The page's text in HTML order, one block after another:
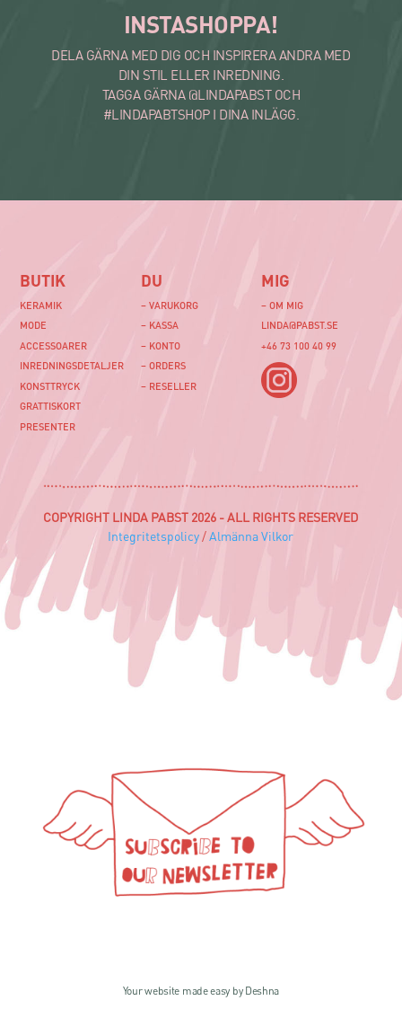
INSTASHOPPA!
DELA GÄRNA MED DIG OCH INSPIRERA ANDRA MED
DIN STIL ELLER INREDNING.
TAGGA GÄRNA @LINDAPABST OCH
#LINDAPABTSHOP I DINA INLÄGG.
BUTIK
KERAMIK
MODE
ACCESSOARER
INREDNINGSDETALJER
KONSTTRYCK
GRATTISKORT
PRESENTER
DU
– VARUKORG
– KASSA
– KONTO
– ORDERS
– RESELLER
MIG
– OM MIG
LINDA@PABST.SE
+46 73 100 40 99‬
COPYRIGHT LINDA PABST 2026 - ALL RIGHTS RESERVED
Integritetspolicy/Almänna Vilkor
Your website made easy by Deshna